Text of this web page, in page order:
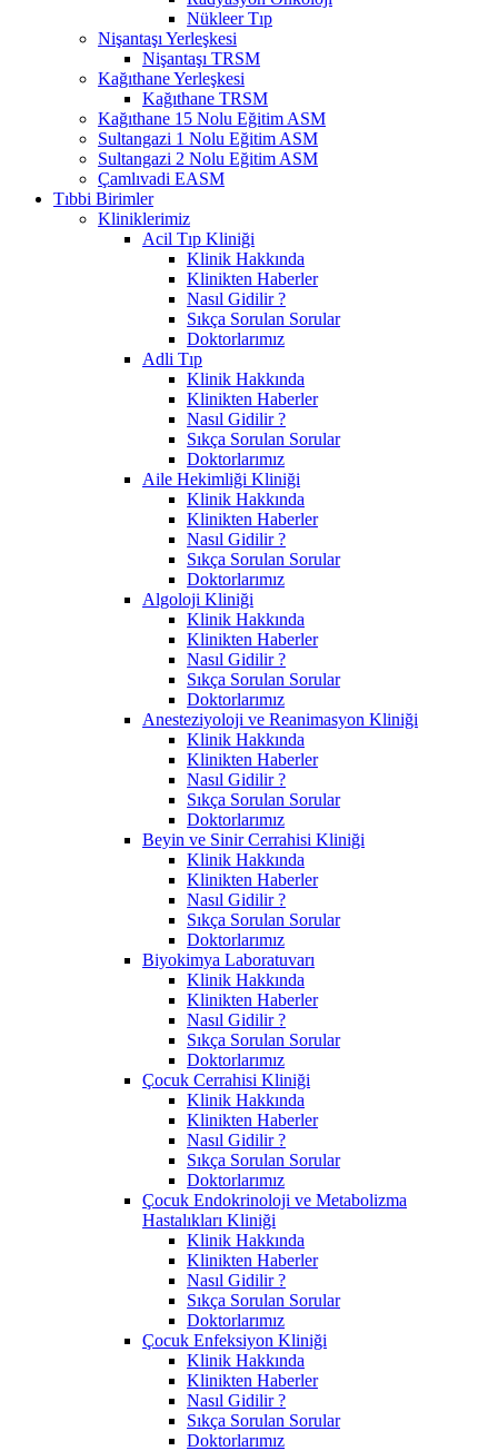
Nükleer Tıp
Nişantaşı Yerleşkesi
Nişantaşı TRSM
Kağıthane Yerleşkesi
Kağıthane TRSM
Kağıthane 15 Nolu Eğitim ASM
Sultangazi 1 Nolu Eğitim ASM
Sultangazi 2 Nolu Eğitim ASM
Çamlıvadi EASM
Tıbbi Birimler
Kliniklerimiz
Acil Tıp Kliniği
Klinik Hakkında
Klinikten Haberler
Nasıl Gidilir ?
Sıkça Sorulan Sorular
Doktorlarımız
Adli Tıp
Klinik Hakkında
Klinikten Haberler
Nasıl Gidilir ?
Sıkça Sorulan Sorular
Doktorlarımız
Aile Hekimliği Kliniği
Klinik Hakkında
Klinikten Haberler
Nasıl Gidilir ?
Sıkça Sorulan Sorular
Doktorlarımız
Algoloji Kliniği
Klinik Hakkında
Klinikten Haberler
Nasıl Gidilir ?
Sıkça Sorulan Sorular
Doktorlarımız
Anesteziyoloji ve Reanimasyon Kliniği
Klinik Hakkında
Klinikten Haberler
Nasıl Gidilir ?
Sıkça Sorulan Sorular
Doktorlarımız
Beyin ve Sinir Cerrahisi Kliniği
Klinik Hakkında
Klinikten Haberler
Nasıl Gidilir ?
Sıkça Sorulan Sorular
Doktorlarımız
Biyokimya Laboratuvarı
Klinik Hakkında
Klinikten Haberler
Nasıl Gidilir ?
Sıkça Sorulan Sorular
Doktorlarımız
Çocuk Cerrahisi Kliniği
Klinik Hakkında
Klinikten Haberler
Nasıl Gidilir ?
Sıkça Sorulan Sorular
Doktorlarımız
Çocuk Endokrinoloji ve Metabolizma
Hastalıkları Kliniği
Klinik Hakkında
Klinikten Haberler
Nasıl Gidilir ?
Sıkça Sorulan Sorular
Doktorlarımız
Çocuk Enfeksiyon Kliniği
Klinik Hakkında
Klinikten Haberler
Nasıl Gidilir ?
Sıkça Sorulan Sorular
Doktorlarımız